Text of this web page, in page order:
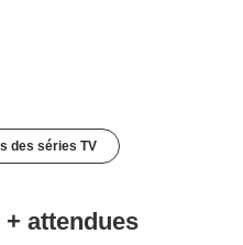
des séries TV
attendues